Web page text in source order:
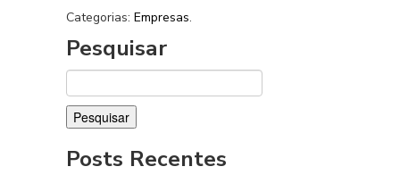
Categorias: Empresas.
Pesquisar
Pesquisar
por:
Posts Recentes